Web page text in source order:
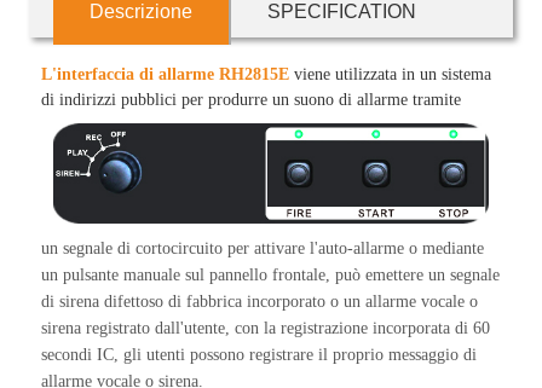
Descrizione SPECIFICATION
L'interfaccia di allarme RH2815E viene utilizzata in un sistema
di indirizzi pubblici per produrre un suono di allarme tramite
un segnale di cortocircuito per attivare l'auto-allarme o mediante
un pulsante manuale sul pannello frontale, può emettere un segnale
di sirena difettoso di fabbrica incorporato o un allarme vocale o
sirena registrato dall'utente, con la registrazione incorporata di 60
secondi IC, gli utenti possono registrare il proprio messaggio di
allarme vocale o sirena.